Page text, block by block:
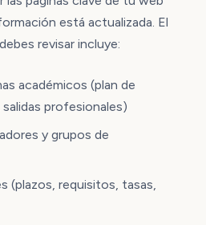
está actualizada. El
revisar incluye:
académicos (plan de
profesionales)
y grupos de
(plazos, requisitos, tasas,